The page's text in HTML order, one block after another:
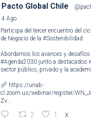
Pacto Global Chile
4 Ago
Participa del tercer encuentro del
de Negocio de la #Sostenibilidad.
Abordamos los avances y desafíos
#Agenda2030 junto a destacados
sector público, privado y la
https://unab-
cl.zoom.us/webinar/register/
Zv...
2 1 X